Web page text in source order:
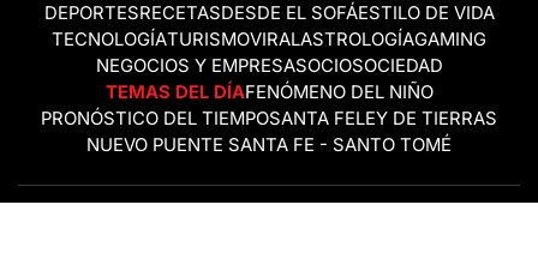
DEPORTESRECETASDESDE EL SOFÁESTILO DE VIDA
TECNOLOGÍATURISMOVIRALASTROLOGÍAGAMING
NEGOCIOS Y EMPRESASOCIOSOCIEDAD
TEMAS DEL DÍAFENÓMENO DEL NIÑO
PRONÓSTICO DEL TIEMPOSANTA FELEY DE TIERRAS
NUEVO PUENTE SANTA FE - SANTO TOMÉ